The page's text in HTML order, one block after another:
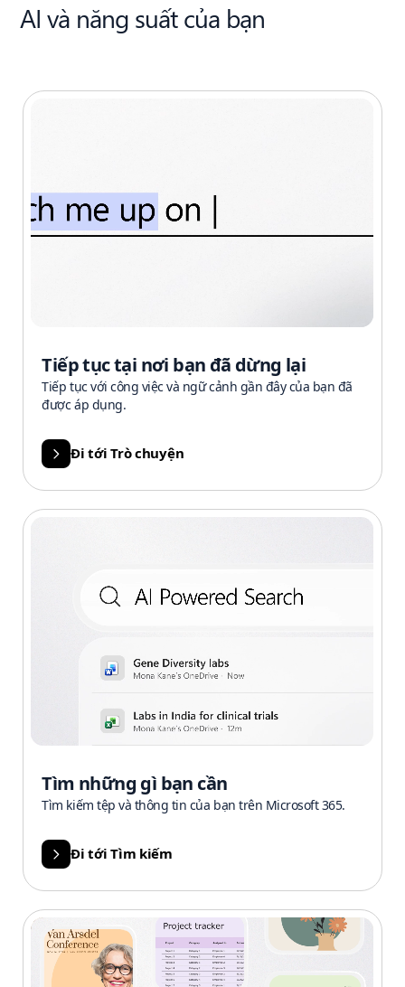
AI và năng suất của bạn
Tiếp tục tại nơi bạn đã dừng lại
Tiếp tục với công việc và ngữ cảnh gần đây của bạn đã
được áp dụng.
Đi tới Trò chuyện
Tìm những gì bạn cần
Tìm kiếm tệp và thông tin của bạn trên Microsoft 365.
Đi tới Tìm kiếm